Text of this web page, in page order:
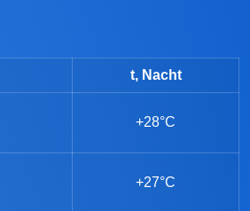
t, Nacht
+28°C
+27°C